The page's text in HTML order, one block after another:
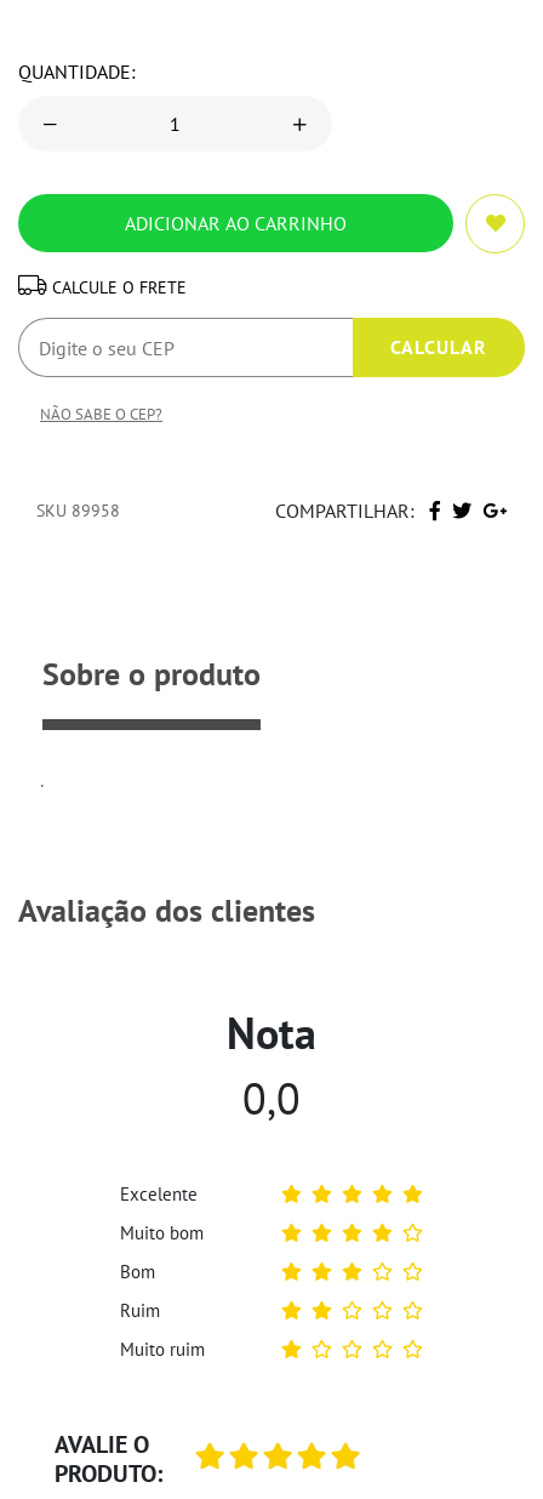
QUANTIDADE:
CALCULE O FRETE
NÃO SABE O CEP?
SKU 89958 COMPARTILHAR:
Sobre o produto
.
Avaliação dos clientes
AVALIE O
PRODUTO:
Nota
0,0
Excelente
Muito bom
Bom
Ruim
Muito ruim